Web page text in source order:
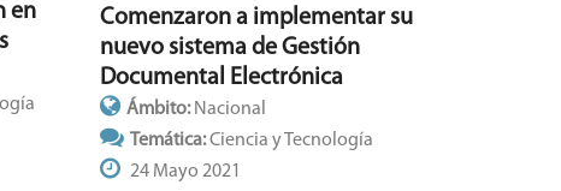
en
Comenzaron a implementar su
nuevo sistema de Gestión
Documental Electrónica
Ámbito:Nacional
Temática:Ciencia y Tecnología
24 Mayo 2021